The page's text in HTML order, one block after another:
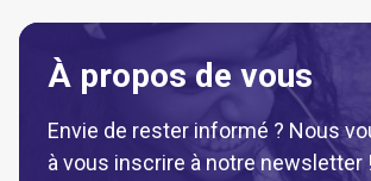
À propos de vous
Envie de rester informé ? Nous
à vous inscrire à notre newsletter